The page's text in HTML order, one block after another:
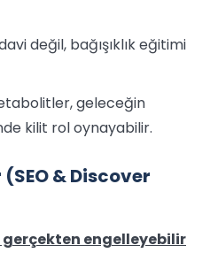
değil, bağışıklık eğitimi
geleceğin
kilit rol oynayabilir.
& Discover
engelleyebilir